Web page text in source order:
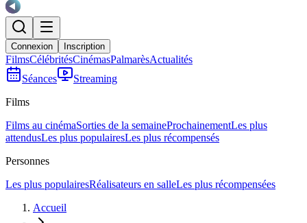
Connexion Inscription
FilmsCélébritésCinémasPalmarèsActualités
Séances
Streaming
Films
Films au cinémaSorties de la semaineProchainementLes plus
attendusLes plus populairesLes plus récompensés
Personnes
Les plus populairesRéalisateurs en salleLes plus récompensées
Accueil